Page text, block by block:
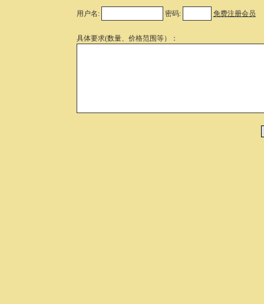
用户名: 密码: 免费注册会员
具体要求(数量、价格范围等）：